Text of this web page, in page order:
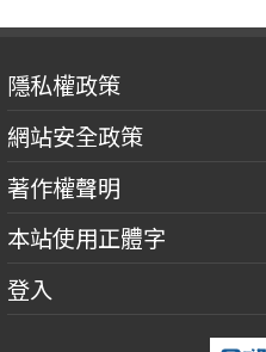
隱私權政策
網站安全政策
著作權聲明
本站使用正體字
登入